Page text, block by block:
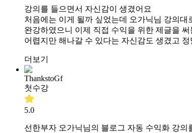
강의를 들으면서 자신감이 생겼어요
처음에는 이게 될까 싶었는데 오가닉님 강의
완강하였으니 이제 직접 수익을 위한 제글을 써
어렵지만 해나갈 수 있다는 자신감도 생겼고
더보기
ThankstoGf
첫수강
5.0
선한부자 오가닉님의 블로그 자동 수익화 강